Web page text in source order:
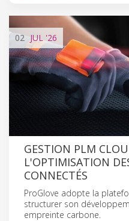
02 JUL '26
GESTION PLM
L'OPTIMISATION
CONNECTÉS
ProGlove adopte la
structurer son
empreinte carbone.